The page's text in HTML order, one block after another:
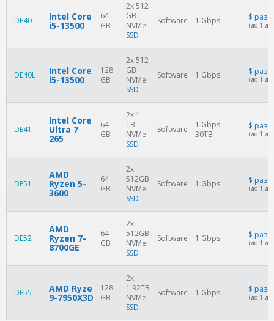
DE40 Intel Core
i5-13500
64
GB
2x 512
GB
NVMe
SSD
Software 1 Gbps $
(до 1
DE40L Intel Core
i5-13500
128
GB
2x 512
GB
NVMe
SSD
Software 1 Gbps $
(до 1
DE41
Intel Core
Ultra 7
265
64
GB
2x 1
TB
NVMe
SSD
Software
1 Gbps
30TB
$
(до 1
DE51
AMD
Ryzen 5-
3600
64
GB
2x
512GB
NVMe
SSD
Software 1 Gbps $
(до 1
DE52
AMD
Ryzen 7-
8700GE
64
GB
2x
512GB
NVMe
SSD
Software 1 Gbps $
(до 1
DE55 AMD Ryze
9-7950X3D
128
GB
2x
1.92TB
NVMe
SSD
Software 1 Gbps $
(до 1